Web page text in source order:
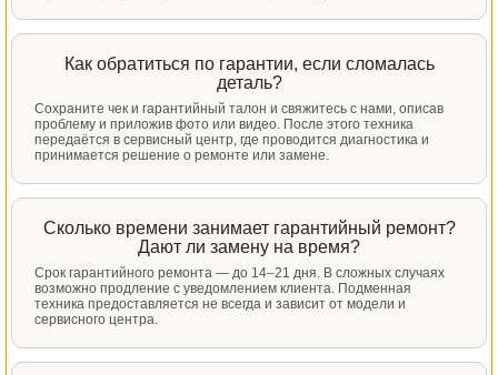
Как обратиться по гарантии, если сломалась
деталь?
Сохраните чек и гарантийный талон и свяжитесь с нами, описав
проблему и приложив фото или видео. После этого техника
передаётся в сервисный центр, где проводится диагностика и
принимается решение о ремонте или замене.
Сколько времени занимает гарантийный ремонт?
Дают ли замену на время?
Срок гарантийного ремонта — до 14–21 дня. В сложных случаях
возможно продление с уведомлением клиента. Подменная
техника предоставляется не всегда и зависит от модели и
сервисного центра.